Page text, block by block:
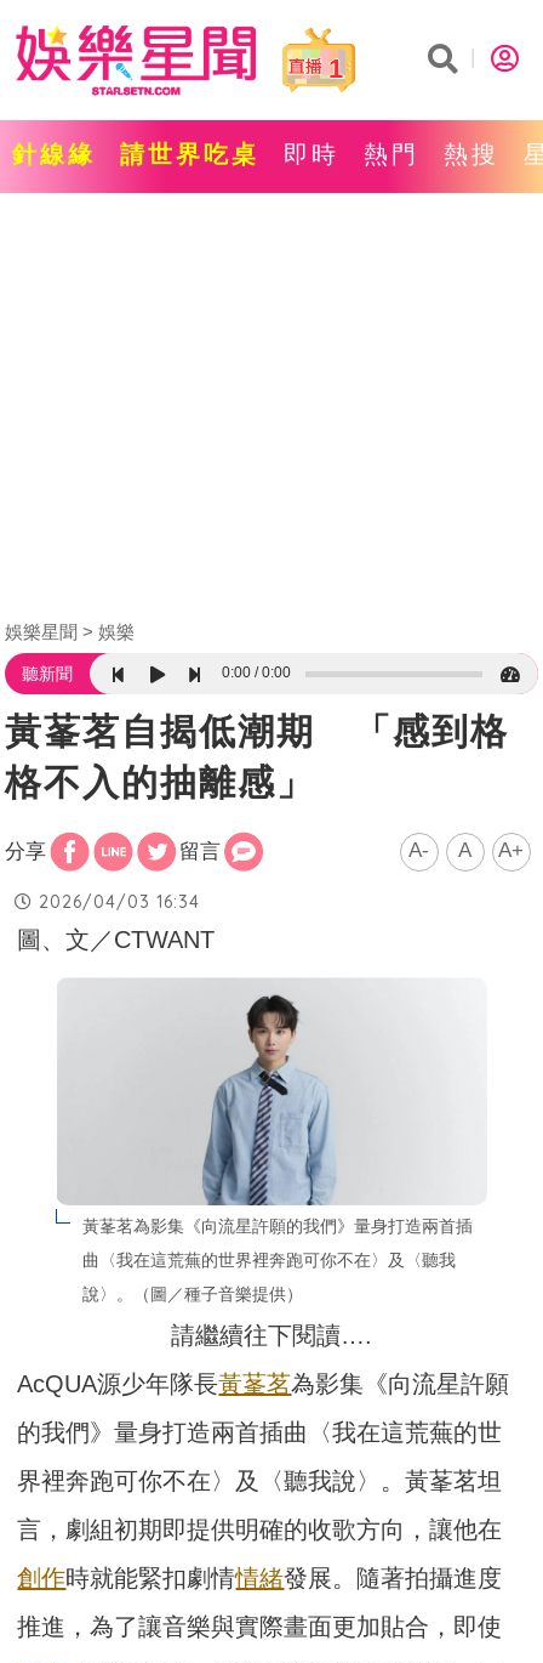
1
針線緣 請世界吃桌 即時 熱門 熱搜
娛樂星聞 娛樂
聽新聞 0:00 0:00
黃莑茗自揭低潮期 「感到格
格不入的抽離感」
分享 留言 A- A A+
2026/04/03 16:34
圖、文／CTWANT
黃莑茗為影集《向流星許願的我們》量身打造兩首插
曲〈我在這荒蕪的世界裡奔跑可你不在〉及〈聽我
說〉。（圖／種子音樂提供）
請繼續往下閱讀….
AcQUA源少年隊長黃莑茗為影集《向流星許願
的我們》量身打造兩首插曲〈我在這荒蕪的世
界裡奔跑可你不在〉及〈聽我說〉。黃莑茗坦
言，劇組初期即提供明確的收歌方向，讓他在
創作時就能緊扣劇情情緒發展。隨著拍攝進度
推進，為了讓音樂與實際畫面更加貼合，即使